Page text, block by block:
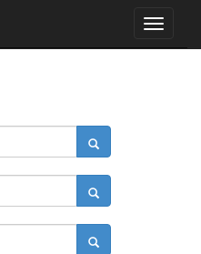
Menu